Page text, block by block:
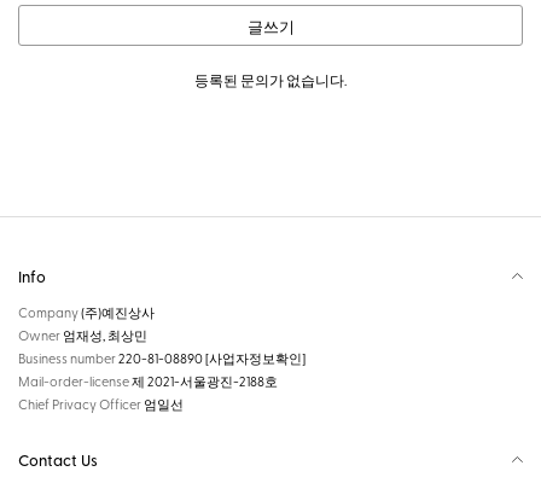
글쓰기
등록된 문의가 없습니다.
Info
Company(주)예진상사
Owner 엄재성, 최상민
Business number220-81-08890[사업자정보확인]
Mail-order-license제 2021-서울광진-2188호
Chief Privacy Officer 엄일선
Contact Us